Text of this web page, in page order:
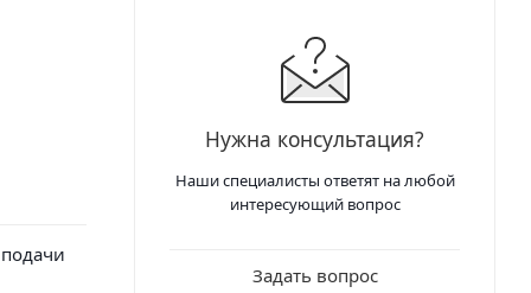
Нужна консультация?
Наши специалисты ответят на любой
интересующий вопрос
Задать вопрос